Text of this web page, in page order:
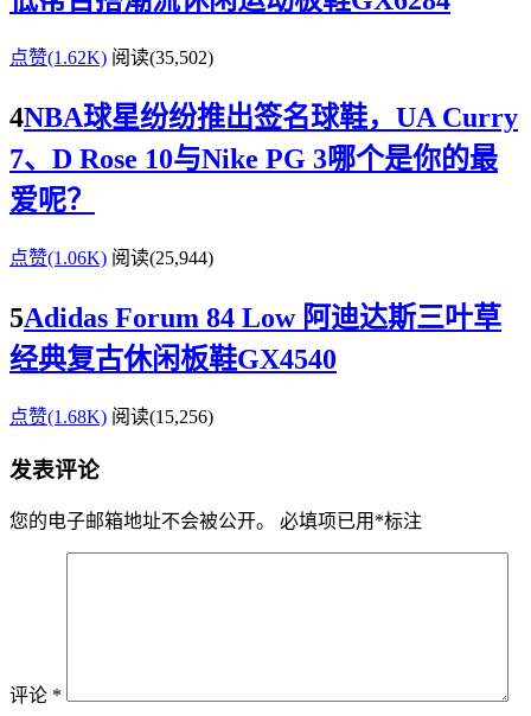
点赞(1.62K) 阅读(35,502)
4NBA球星纷纷推出签名球鞋，UA Curry
7、D Rose 10与Nike PG 3哪个是你的最
爱呢？
点赞(1.06K) 阅读(25,944)
5Adidas Forum 84 Low 阿迪达斯三叶草
经典复古休闲板鞋GX4540
点赞(1.68K) 阅读(15,256)
发表评论
您的电子邮箱地址不会被公开。 必填项已用 *标注
评论 *